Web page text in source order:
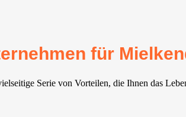
für
Serie von Vorteilen, die Ihnen das